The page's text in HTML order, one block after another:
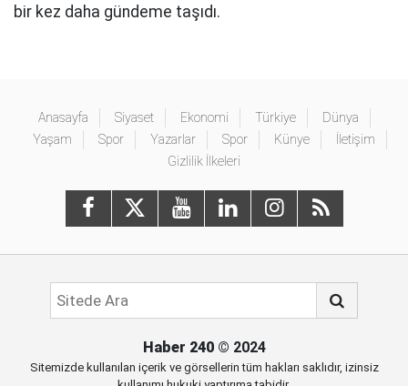
bir kez daha gündeme taşıdı.
Anasayfa Siyaset Ekonomi Türkiye
Dünya
Yaşam
Spor Yazarlar Spor Künye
İletişim
Gizlilik İlkeleri
Haber 240© 2024
Sitemizde kullanılan içerik ve görsellerin tüm hakları saklıdır, izinsiz